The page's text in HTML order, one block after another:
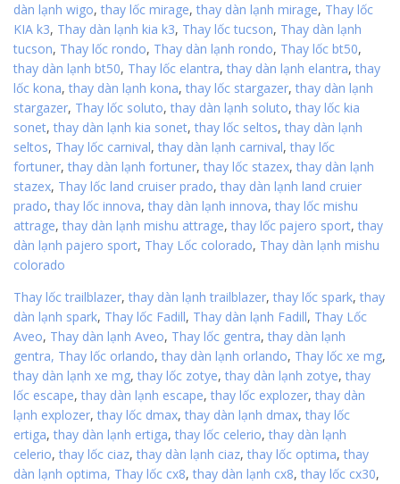
dàn lạnh wigo, thay lốc mirage, thay dàn lạnh mirage, Thay lốc
KIA k3, Thay dàn lạnh kia k3, Thay lốc tucson, Thay dàn lạnh
tucson, Thay lốc rondo, Thay dàn lạnh rondo, Thay lốc bt50,
thay dàn lạnh bt50, Thay lốc elantra, thay dàn lạnh elantra, thay
lốc kona, thay dàn lạnh kona, thay lốc stargazer, thay dàn lạnh
stargazer, Thay lốc soluto, thay dàn lạnh soluto, thay lốc kia
sonet, thay dàn lạnh kia sonet, thay lốc seltos, thay dàn lạnh
seltos, Thay lốc carnival, thay dàn lạnh carnival, thay lốc
fortuner, thay dàn lạnh fortuner, thay lốc stazex, thay dàn lạnh
stazex, Thay lốc land cruiser prado, thay dàn lạnh land cruier
prado, thay lốc innova, thay dàn lạnh innova, thay lốc mishu
attrage, thay dàn lạnh mishu attrage, thay lốc pajero sport, thay
dàn lạnh pajero sport, Thay Lốc colorado, Thay dàn lạnh mishu
colorado
Thay lốc trailblazer, thay dàn lạnh trailblazer, thay lốc spark, thay
dàn lạnh spark, Thay lốc Fadill, Thay dàn lạnh Fadill, Thay Lốc
Aveo, Thay dàn lạnh Aveo, Thay lốc gentra, thay dàn lạnh
gentra, Thay lốc orlando, thay dàn lạnh orlando, Thay lốc xe mg,
thay dàn lạnh xe mg, thay lốc zotye, thay dàn lạnh zotye, thay
lốc escape, thay dàn lạnh escape, thay lốc explozer, thay dàn
lạnh explozer, thay lốc dmax, thay dàn lạnh dmax, thay lốc
ertiga, thay dàn lạnh ertiga, thay lốc celerio, thay dàn lạnh
celerio, thay lốc ciaz, thay dàn lạnh ciaz, thay lốc optima, thay
dàn lạnh optima, Thay lốc cx8, thay dàn lạnh cx8, thay lốc cx30,